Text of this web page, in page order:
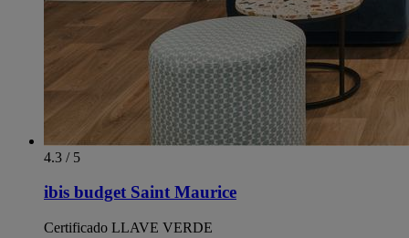
4.3 / 5
ibis budget Saint Maurice
Certificado LLAVE VERDE